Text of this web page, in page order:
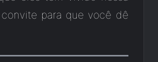
para que você dê